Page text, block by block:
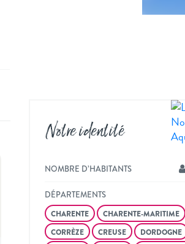
Notre identité
NOMBRE D’HABITANTS
DÉPARTEMENTS
CHARENTE
CHARENTE-MARITIME
CORRÈZE
CREUSE
DORDOGNE